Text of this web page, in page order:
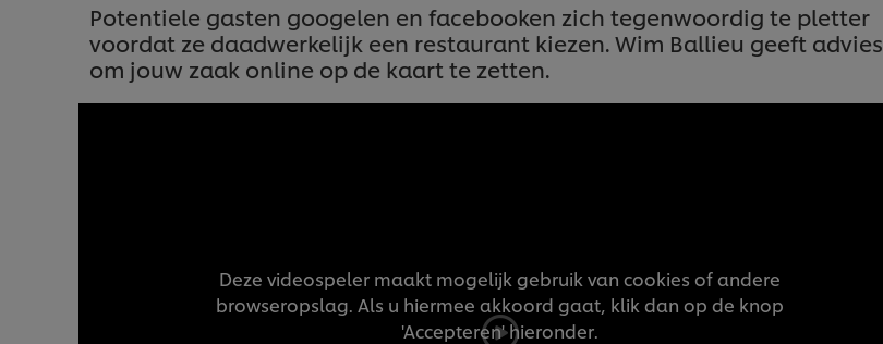
Potentiele gasten googelen en facebooken zich tegenwoordig te pletter
voordat ze daadwerkelijk een restaurant kiezen. Wim Ballieu geeft advies
om jouw zaak online op de kaart te zetten.
Deze videospeler maakt mogelijk gebruik van cookies of andere
browseropslag. Als u hiermee akkoord gaat, klik dan op de knop
'Accepteren' hieronder.